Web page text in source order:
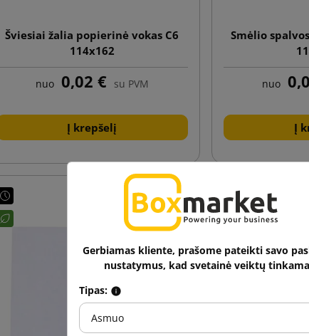
Šviesiai žalia popierinė vokas C6
114x162
nuo 0,02 € su PVM
Į krepšelį
Smėlio
nuo
Į
Gerbiamas kliente, prašome pateikti savo
nustatymus, kad svetainė veiktų
Tipas:
Asmuo